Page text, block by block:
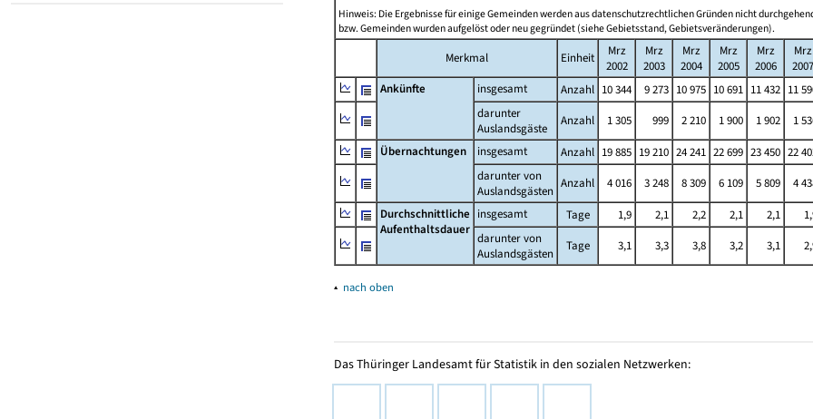
Hinweis: Die Ergebnisse für einige Gemeinden werden aus datenschutzrechtlichen Gründen nicht
bzw. Gemeinden wurden aufgelöst oder neu gegründet (siehe Gebietsstand, Gebietsveränderungen).
Merkmal Einheit
Mrz
2002
Mrz
2003
Mrz
2004
Mrz
2005
Mrz
2006
Mrz
2007
Ankünfte
insgesamt Anzahl 10 344 9 273 10 975 10 691 11 432 11
darunter
Auslandsgäste
Anzahl 1 305 999 2 210 1 900 1 902 1
Übernachtungen
insgesamt Anzahl 19 885 19 210 24 241 22 699 23 450 22
darunter von
Auslandsgästen
Anzahl 4 016 3 248 8 309 6 109 5 809 4
Durchschnittliche
Aufenthaltsdauer
insgesamt Tage 1,9 2,1 2,2 2,1 2,1
darunter von
Auslandsgästen
Tage 3,1 3,3 3,8 3,2 3,1
▴ nach oben
Das Thüringer Landesamt für Statistik in den sozialen Netzwerken: